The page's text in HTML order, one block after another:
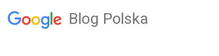
Blog Polska